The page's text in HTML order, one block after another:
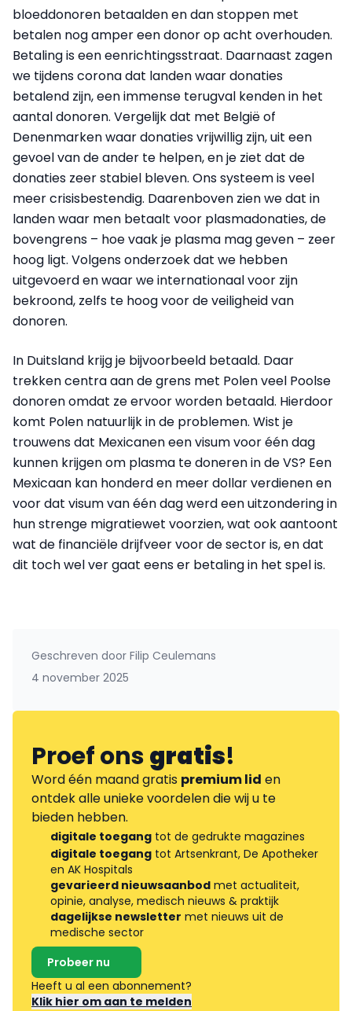
bloeddonoren betaalden en dan stoppen met
betalen nog amper een donor op acht overhouden.
Betaling is een eenrichtingsstraat. Daarnaast zagen
we tijdens corona dat landen waar donaties
betalend zijn, een immense terugval kenden in het
aantal donoren. Vergelijk dat met België of
Denenmarken waar donaties vrijwillig zijn, uit een
gevoel van de ander te helpen, en je ziet dat de
donaties zeer stabiel bleven. Ons systeem is veel
meer crisisbestendig. Daarenboven zien we dat in
landen waar men betaalt voor plasmadonaties, de
bovengrens – hoe vaak je plasma mag geven – zeer
hoog ligt. Volgens onderzoek dat we hebben
uitgevoerd en waar we internationaal voor zijn
bekroond, zelfs te hoog voor de veiligheid van
donoren.
In Duitsland krijg je bijvoorbeeld betaald. Daar
trekken centra aan de grens met Polen veel Poolse
donoren omdat ze ervoor worden betaald. Hierdoor
komt Polen natuurlijk in de problemen. Wist je
trouwens dat Mexicanen een visum voor één dag
kunnen krijgen om plasma te doneren in de VS? Een
Mexicaan kan honderd en meer dollar verdienen en
voor dat visum van één dag werd een uitzondering in
hun strenge migratiewet voorzien, wat ook aantoont
wat de financiële drijfveer voor de sector is, en dat
dit toch wel ver gaat eens er betaling in het spel is.
Geschreven door Filip Ceulemans
4 november 2025
Proef onsgratis!
Word één maand gratis premium lid en
ontdek alle unieke voordelen die wij u te
bieden hebben.
digitale toegang tot de gedrukte magazines
digitale toegang tot Artsenkrant, De Apotheker
en AK Hospitals
gevarieerd nieuwsaanbod met actualiteit,
opinie, analyse, medisch nieuws & praktijk
dagelijkse newsletter met nieuws uit de
medische sector
Probeer nu
Heeft u al een abonnement?
Klik hier om aan te melden